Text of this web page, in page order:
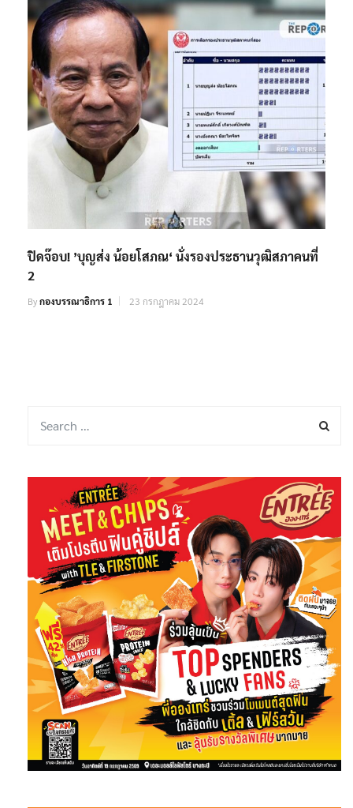
ปิดจ๊อบ! ’บุญส่ง น้อยโสภณ‘ นั่งรองประธานวุฒิสภาคนที่
2
Byกองบรรณาธิการ 1 23 กรกฎาคม 2024